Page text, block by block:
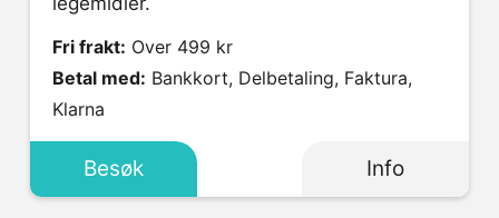
Fri frakt: Over 499 kr
Betal med:
Klarna
Besøk Info